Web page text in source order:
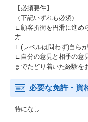
【必須要件】
（下記いずれも必須）
∟顧客折衝を円滑に進め
方
∟(レベルは問わず)自ら
∟自分の意見と相手の意
までたどり着いた経験を
必要な免許・資
特になし